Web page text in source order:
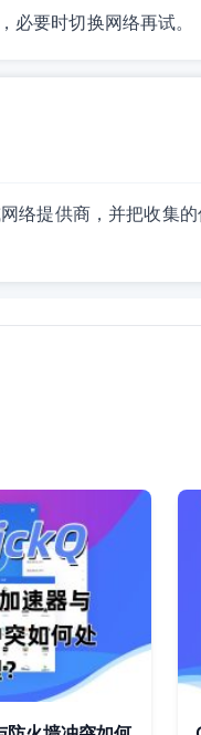
要时切换网络再试。
络提供商，并把收集